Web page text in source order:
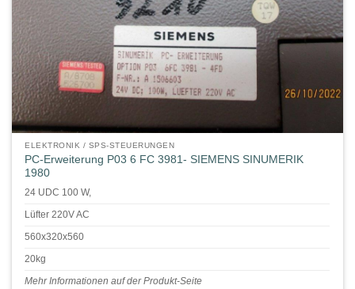
ELEKTRONIK / SPS-STEUERUNGEN
PC-Erweiterung P03 6 FC 3981- SIEMENS SINUMERIK
1980
24 UDC 100 W,
Lüfter 220V AC
560x320x560
20kg
Mehr Informationen auf der Produkt-Seite